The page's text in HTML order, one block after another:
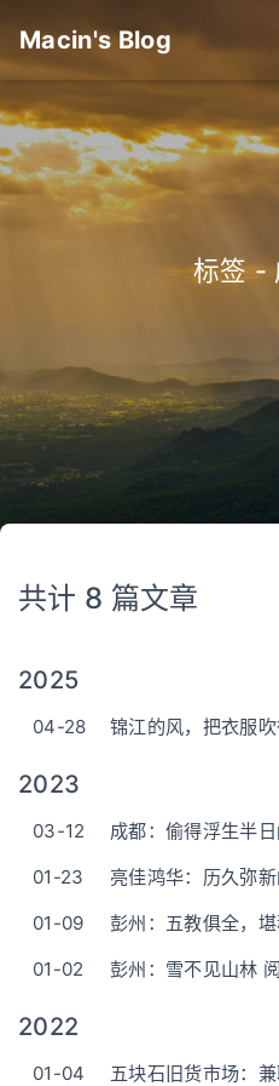
Macin's Blog
标签 -
共计 8 篇文章
2025
04-28 锦江的风，把衣服
2023
03-12
成都：偷得浮生半
01-23
亮佳鸿华：历久弥
01-09
彭州：五教俱全，
01-02
彭州：雪不见山林
2022
01-04 五块石旧货市场：